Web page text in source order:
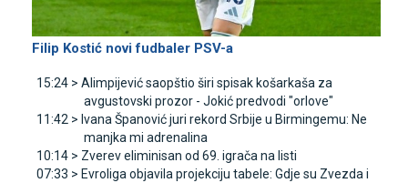
Filip Kostić novi fudbaler PSV-a
15:24 > Alimpijević saopštio širi spisak košarkaša za
avgustovski prozor - Јokić predvodi "orlove"
11:42 > Ivana Španović juri rekord Srbije u Birmingemu: Ne
manjka mi adrenalina
10:14 > Zverev eliminisan od 69. igrača na listi
07:33 > Evroliga objavila projekciju tabele: Gdje su Zvezda i